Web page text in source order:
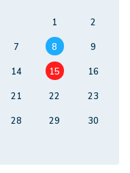
1
2
7 8
9
14 15
16
21 22
23
28 29
30